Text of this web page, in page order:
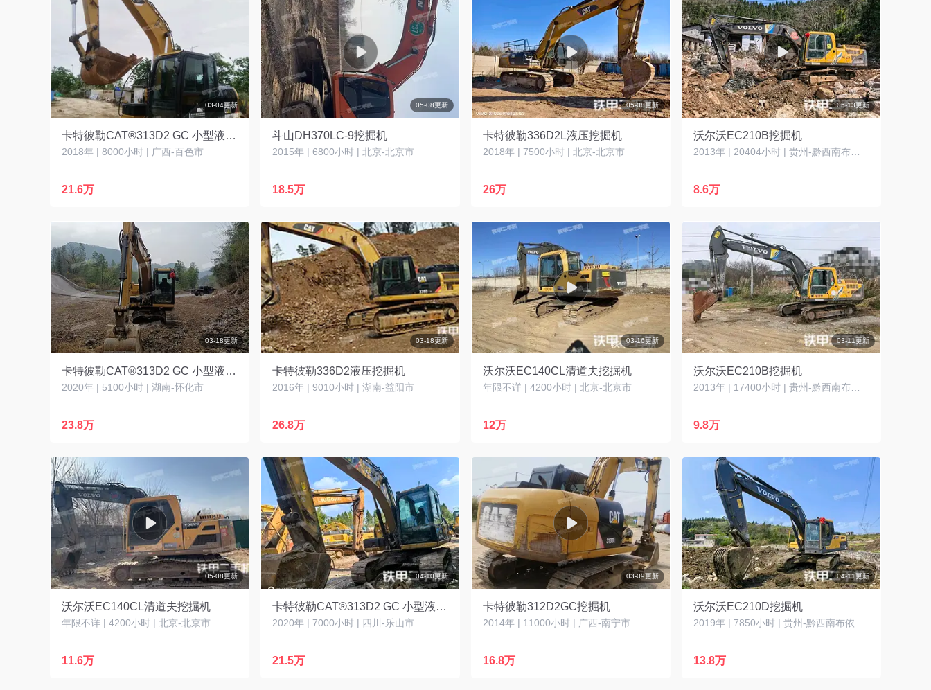
03-04更新
卡特彼勒CAT®313D2 GC 小型液压挖掘机
2018年 | 8000小时 | 广西-百色市
21.6万
05-08更新
斗山DH370LC-9挖掘机
2015年 | 6800小时 | 北京-北京市
18.5万
05-08更新
卡特彼勒336D2L液压挖掘机
2018年 | 7500小时 | 北京-北京市
26万
05-13更新
沃尔沃EC210B挖掘机
8.6万
03-18更新
卡特彼勒CAT®313D2 GC 小型液压挖掘机
2020年 | 5100小时 | 湖南-怀化市
23.8万
03-18更新
卡特彼勒336D2液压挖掘机
2016年 | 9010小时 | 湖南-益阳市
26.8万
03-16更新
沃尔沃EC140CL清道夫挖掘机
年限不详 | 4200小时 | 北京-北京市
12万
03-11更新
沃尔沃EC210B挖掘机
9.8万
05-08更新
沃尔沃EC140CL清道夫挖掘机
年限不详 | 4200小时 | 北京-北京市
11.6万
04-10更新
卡特彼勒CAT®313D2 GC 小型液压挖掘机
2020年 | 7000小时 | 四川-乐山市
21.5万
03-09更新
卡特彼勒312D2GC挖掘机
2014年 | 11000小时 | 广西-南宁市
16.8万
04-11更新
沃尔沃EC210D挖掘机
13.8万